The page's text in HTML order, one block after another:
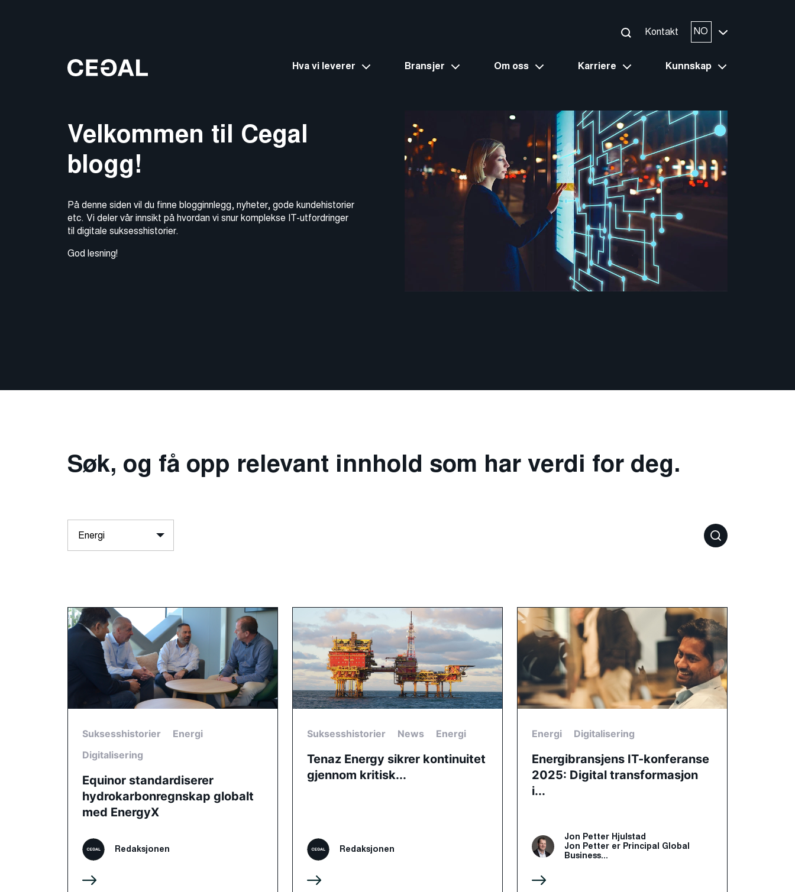
Kontakt NO
Hva vi leverer Bransjer Om oss Karriere Kunnskap
Velkommen til Cegal
blogg!
På denne siden vil du finne blogginnlegg, nyheter, gode kundehistorier
etc. Vi deler vår innsikt på hvordan vi snur komplekse IT-utfordringer
til digitale suksesshistorier.
God lesning!
Søk, og få opp relevant innhold som har verdi for deg.
Suksesshistorier
Energi
Digitalisering
Equinor standardiserer
hydrokarbonregnskap globalt
med EnergyX
Redaksjonen
Suksesshistorier News Energi
Tenaz Energy sikrer kontinuitet
gjennom kritisk...
Redaksjonen
Energi Digitalisering
Energibransjens IT-konferanse
2025: Digital transformasjon
i...
Jon Petter Hjulstad
Jon Petter er Principal Global
Business...